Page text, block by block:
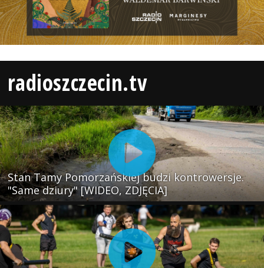
radioszczecin.tv
Stan Tamy Pomorzańskiej budzi kontrowersje.
"Same dziury" [WIDEO, ZDJĘCIA]